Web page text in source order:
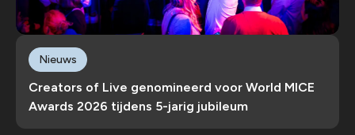
Creators of Live genomineerd voor World MICE
Awards 2026 tijdens 5-jarig jubileum
Nieuws